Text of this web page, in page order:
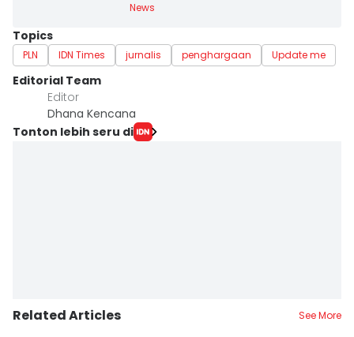
News
Topics
PLN IDN Times jurnalis penghargaan Update me
Editorial Team
Editor
Dhana Kencana
Tonton lebih seru di
Related Articles See More